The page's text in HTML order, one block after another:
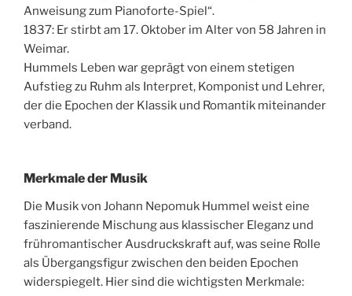
Anweisung zum Pianoforte-Spiel“.
1837: Er stirbt am 17. Oktober im Alter von 58 Jahren in
Weimar.
Hummels Leben war geprägt von einem stetigen
Aufstieg zu Ruhm als Interpret, Komponist und Lehrer,
der die Epochen der Klassik und Romantik miteinander
verband.
Merkmale der Musik
Die Musik von Johann Nepomuk Hummel weist eine
faszinierende Mischung aus klassischer Eleganz und
frühromantischer Ausdruckskraft auf, was seine Rolle
als Übergangsfigur zwischen den beiden Epochen
widerspiegelt. Hier sind die wichtigsten Merkmale: